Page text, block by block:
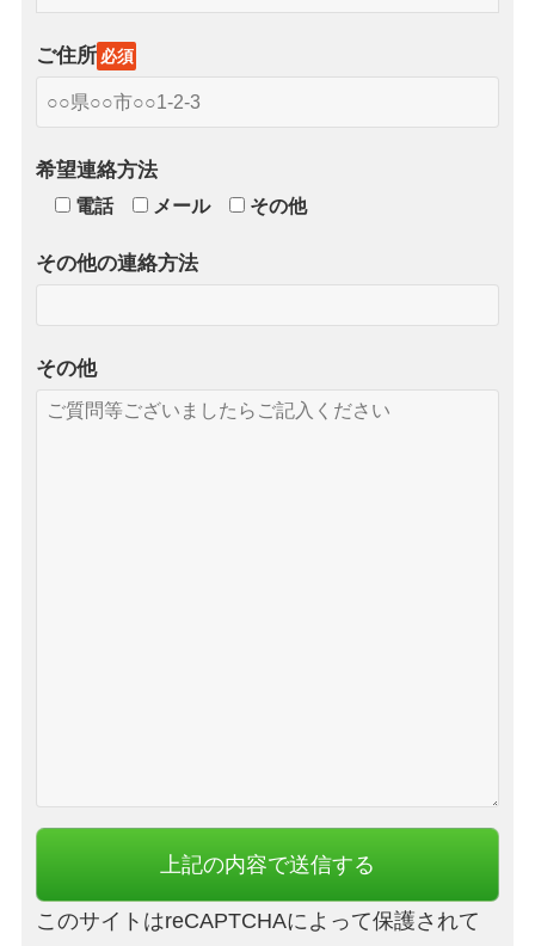
ご住所 必須
希望連絡方法
電話 メール その他
その他の連絡方法
その他
このサイトはreCAPTCHAによって保護されて